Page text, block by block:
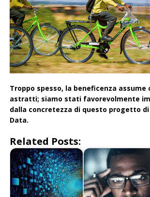
Troppo spesso, la beneficenza assume
astratti; siamo stati favorevolmente
dalla concretezza di questo progetto di
Data.
Related Posts: